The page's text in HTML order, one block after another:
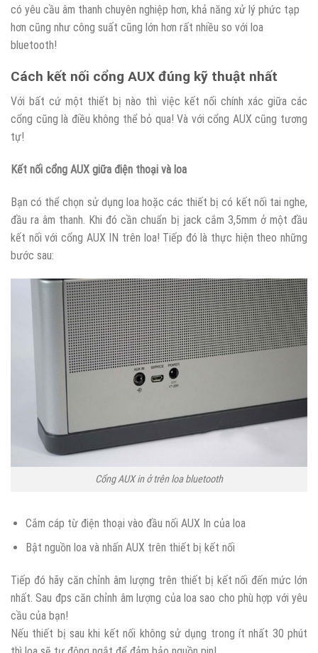
có yêu cầu âm thanh chuyên nghiệp hơn, khả năng xử lý phức tạp
hơn cũng như công suất cũng lớn hơn rất nhiều so với loa
bluetooth!
Cách kết nối cổng AUX đúng kỹ thuật nhất
Với bất cứ một thiết bị nào thì việc kết nối chính xác giữa các
cổng cũng là điều không thể bỏ qua! Và với cổng AUX cũng tương
tự!
Kết nối cổng AUX giữa điện thoại và loa
Bạn có thể chọn sử dụng loa hoặc các thiết bị có kết nối tai nghe,
đầu ra âm thanh. Khi đó cần chuẩn bị jack cắm 3,5mm ở một đầu
kết nối với cổng AUX IN trên loa! Tiếp đó là thực hiện theo những
bước sau:
Cổng AUX in ở trên loa bluetooth
Cắm cáp từ điện thoại vào đầu nối AUX In của loa
Bật nguồn loa và nhấn AUX trên thiết bị kết nối
Tiếp đó hãy căn chỉnh âm lượng trên thiết bị kết nối đến mức lớn
nhất. Sau đps căn chỉnh âm lượng của loa sao cho phù hợp với yêu
cầu của bạn!
Nếu thiết bị sau khi kết nối không sử dụng trong ít nhất 30 phút